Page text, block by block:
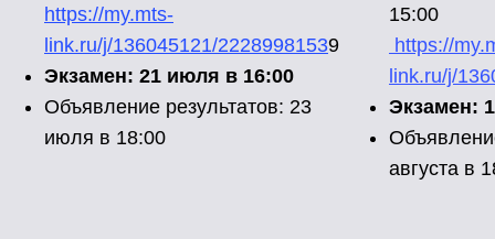
https://my.mts-
link.ru/j/136045121/22289981539
Экзамен: 21 июля в 16:00
Объявление результатов: 23
июля в 18:00
15:00
https://
link.ru/j/
Экзамен:
августа в